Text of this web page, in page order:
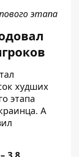
этапа
худших
этапа
А